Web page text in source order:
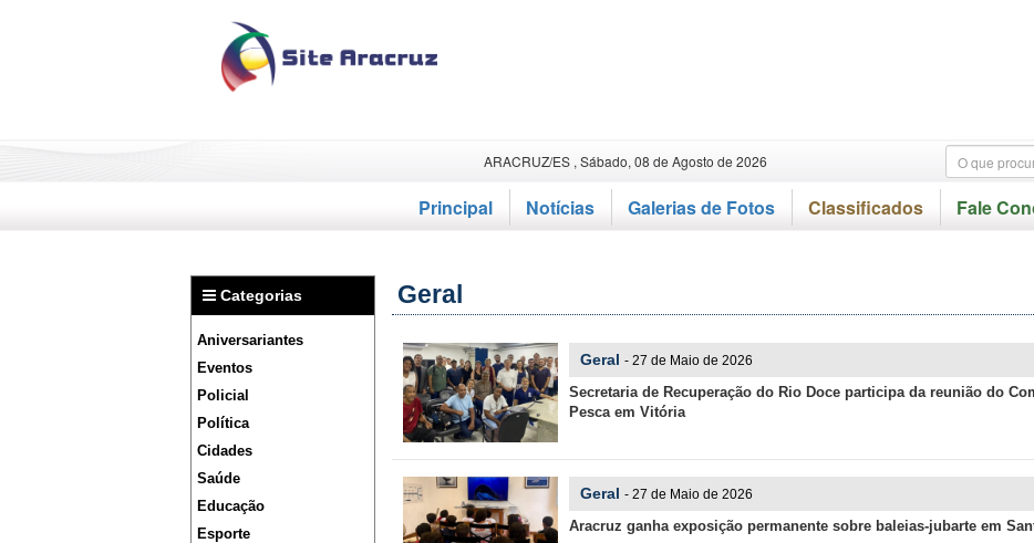
ARACRUZ/ES , Sábado, 08 de Agosto de 2026
Principal Notícias Galerias de Fotos Classificados Fale
Categorias
Aniversariantes
Eventos
Policial
Política
Cidades
Saúde
Educação
Esporte
Geral
Geral - 27 de Maio de 2026
Secretaria de Recuperação do Rio Doce participa da reunião do
Pesca em Vitória
Geral - 27 de Maio de 2026
Aracruz ganha exposição permanente sobre baleias-jubarte em